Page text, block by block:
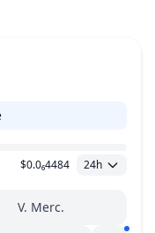
$0.0₆4484 24h
V. Merc.